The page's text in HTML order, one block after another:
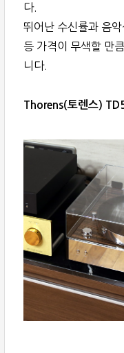
다.
뛰어난 수신률과 음
등 가격이 무색할 만
니다.
Thorens(토렌스)